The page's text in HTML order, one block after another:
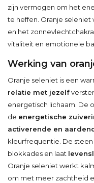
zijn vermogen om het
te heffen. Oranje
en het
vitaliteit en emotionele
Werking van
Oranje seleniet is een
relatie met jezelf
energetisch lichaam. De
de energetische
activerende en
kleurfrequentie. De
blokkades en laat
Oranje seleniet werkt
om met meer zachtheid